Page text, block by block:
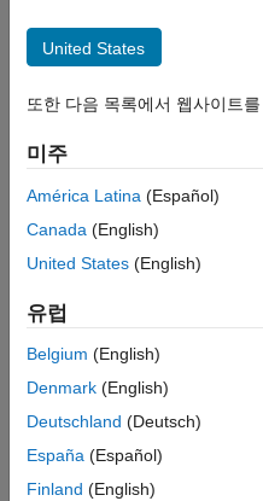
United States
또한 다음 목록에서 웹사이트
미주
América Latina (Español)
Canada (English)
United States (English)
유럽
Belgium (English)
Denmark (English)
Deutschland (Deutsch)
España (Español)
Finland (English)
신뢰 센터 등록 상표 개
애플리케이션 상태
© 1994-2026 The